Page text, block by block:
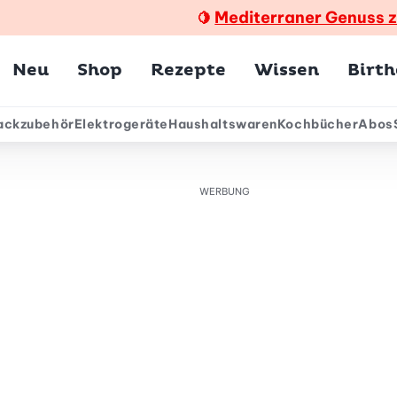
🍋 Mediterraner Genuss
Neu Shop Rezepte Wissen
ElektrogeräteHaushaltswarenKochbücherAbos
WERBUNG